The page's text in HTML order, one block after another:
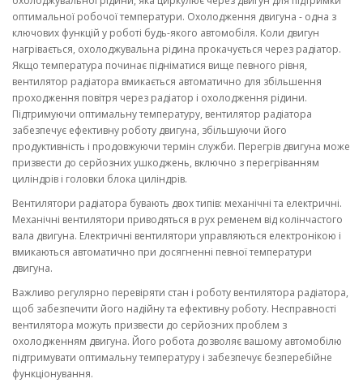
оптимальної робочої температури. Охолодження двигуна - одна з
ключових функцій у роботі будь-якого автомобіля. Коли двигун
нагрівається, охолоджувальна рідина прокачується через радіатор.
Якщо температура починає підніматися вище певного рівня,
вентилятор радіатора вмикається автоматично для збільшення
проходження повітря через радіатор і охолодження рідини.
Підтримуючи оптимальну температуру, вентилятор радіатора
забезпечує ефективну роботу двигуна, збільшуючи його
продуктивність і продовжуючи термін служби. Перегрів двигуна може
призвести до серйозних ушкоджень, включно з перегріванням
циліндрів і головки блока циліндрів.
Вентилятори радіатора бувають двох типів: механічні та електричні.
Механічні вентилятори приводяться в рух ременем від колінчастого
вала двигуна. Електричні вентилятори управляються електронікою і
вмикаються автоматично при досягненні певної температури
двигуна.
Важливо регулярно перевіряти стан і роботу вентилятора радіатора,
щоб забезпечити його надійну та ефективну роботу. Несправності
вентилятора можуть призвести до серйозних проблем з
охолодженням двигуна. Його робота дозволяє вашому автомобілю
підтримувати оптимальну температуру і забезпечує безперебійне
функціонування.